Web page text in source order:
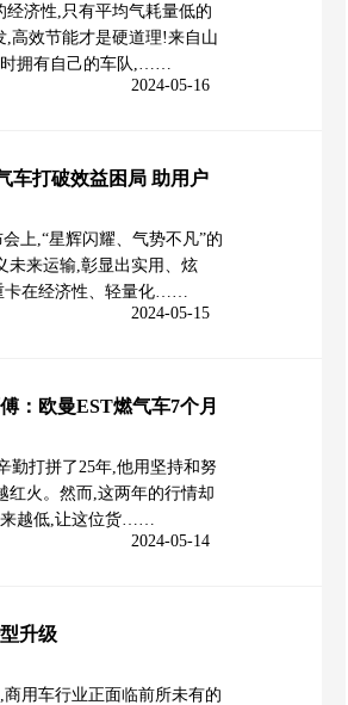
济性,只有平均气耗量低的
高效节能才是硬道理!来自山
时拥有自己的车队,……
2024-05-16
车打破效益困局 助用户
上,“星辉闪耀、气势不凡”的
未来运输,彰显出实用、炫
卡在经济性、轻量化……
2024-05-15
：欧曼EST燃气车7个月
勤打拼了25年,他用坚持和努
红火。然而,这两年的行情却
来越低,让这位货……
2024-05-14
升级
用车行业正面临前所未有的